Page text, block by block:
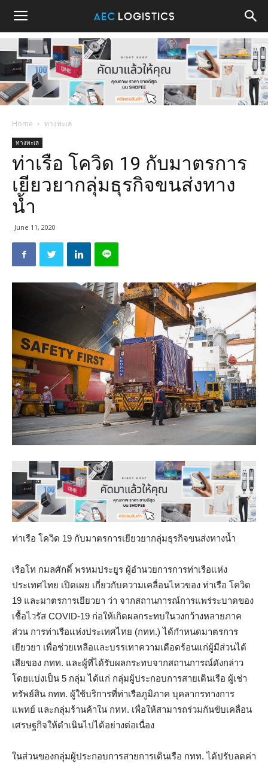
Home ทางทะเล
ทางทะเล
ท่าเรือ โควิด 19 กับมาตรการ
เยียวยากลุ่มธุรกิจขนส่งทาง
น้ำ
June 11, 2020
ท่าเรือ โควิด 19 กับมาตรการเยียวยากลุ่มธุรกิจขนส่งทางน้ำ
เรือโท กมลศักดิ์ พรหมประยูร ผู้อำนวยการการท่าเรือแห่ง
ประเทศไทย เปิดเผย เกี่ยวกับความเคลื่อนไหวของ ท่าเรือ โควิด
19 และมาตรการเยียวยา ว่า จากสถานการณ์การแพร่ระบาดของ
เชื้อไวรัส COVID-19 ก่อให้เกิดผลกระทบในวงกว้างหลายภาค
ส่วน การท่าเรือแห่งประเทศไทย (กทท.) ได้กำหนดมาตรการ
เยียวยา เพื่อช่วยเหลือและบรรเทาความเดือดร้อนแก่ผู้มีส่วนได้
เสียของ กทท. และผู้ที่ได้รับผลกระทบจากสถานการณ์ดังกล่าว
โดยแบ่งเป็น 5 กลุ่ม ได้แก่ กลุ่มผู้ประกอบการสายเดินเรือ ผู้เช่า
ทรัพย์สิน กทท. ผู้ใช้บริการที่ท่าเรือภูมิภาค บุคลากรทางการ
แพทย์ และกลุ่มร้านค้าใน กทท. เพื่อให้สามารถร่วมกันขับเคลื่อน
เศรษฐกิจให้ดำเนินไปได้อย่างต่อเนื่อง
ในส่วนของกลุ่มผู้ประกอบการสายการเดินเรือ กทท. ได้ปรับลดค่า